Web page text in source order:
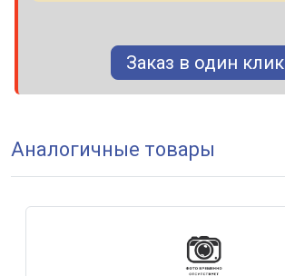
Заказ в один клик
Аналогичные товары